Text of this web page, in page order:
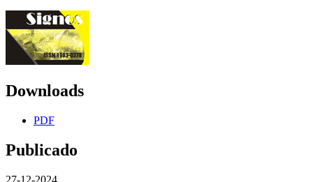
Downloads
PDF
Publicado
27-12-2024